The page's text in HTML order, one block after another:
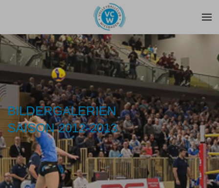
Zum Hauptinhalt springen
BILDERGALERIEN
SAISON 2012-2013